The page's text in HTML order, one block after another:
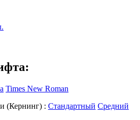
Times New Roman
(Кернинг) : Стандартный Средний